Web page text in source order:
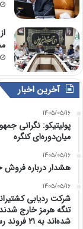
آخرین اخبار
1405/05/16
پولیتیکو: نگرانی
میان‌دوره‌ای کنگره
1405/05/16
هشدار درباره فروش
1405/05/16
تنگه هرمز خارج
شده‌اند به ۲۱ فروند رسیده است که بیشتر آنها از مسیر ایران عبور کرده‌اند